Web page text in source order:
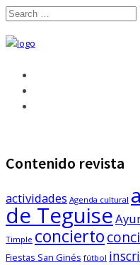
Contenido revista
actividades Agenda cultural
de Teguise
Timple concierto
Fiestas San Ginés fútbol